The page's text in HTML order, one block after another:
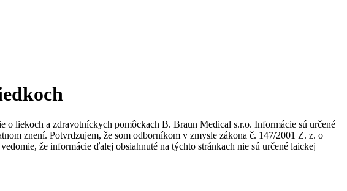
liekoch a zdravotníckych pomôckach B. Braun Medical s.r.o. Informácie sú určené
znení. Potvrdzujem, že som odborníkom v zmysle zákona č. 147/2001 Z. z. o
že informácie ďalej obsiahnuté na týchto stránkach nie sú určené laickej